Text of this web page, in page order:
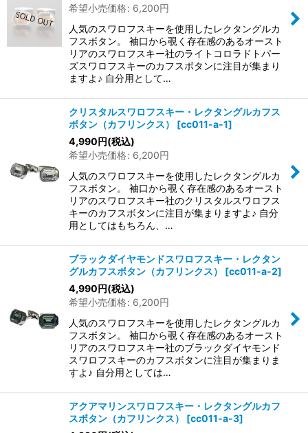
希望小売価格: 6,200円
人気のスワロフスキーを使用したレクタングルカ
フスボタン。 袖口から覗く存在感のあるオースト
リアのスワロフスキー社のライトコロラドトパー
ズスワロフスキーのカフスボタンに注目が集まり
ますよ♪ 自分用として…
クリスタルスワロフスキー・レクタングルカフス
ボタン（カフリンクス）
[cc011-a-1]
4,990円(税込)
希望小売価格: 6,200円
人気のスワロフスキーを使用したレクタングルカ
フスボタン。 袖口から覗く存在感のあるオースト
リアのスワロフスキー社のクリスタルスワロフス
キーのカフスボタンに注目が集まりますよ♪ 自分
用としてはもちろん、…
ブラックダイヤモンドスワロフスキー・レクタン
グルカフスボタン（カフリンクス）
[cc011-a-2]
4,990円(税込)
希望小売価格: 6,200円
人気のスワロフスキーを使用したレクタングルカ
フスボタン。 袖口から覗く存在感のあるオースト
リアのスワロフスキー社のブラックダイヤモンド
スワロフスキーのカフスボタンに注目が集まりま
すよ♪ 自分用としては…
アクアマリンスワロフスキー・レクタングルカフ
スボタン（カフリンクス）
[cc011-a-3]